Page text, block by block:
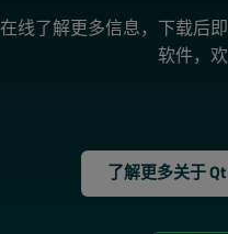
在线了解更多信息，下载后
软件，
了解更多关于